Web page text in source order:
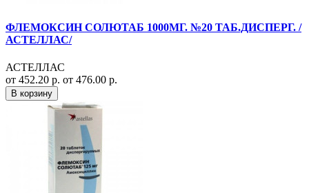
ФЛЕМОКСИН СОЛЮТАБ 1000МГ. №20 ТАБ.ДИСПЕРГ. /
АСТЕЛЛАС/
АСТЕЛЛАС
от 452.20 р. от 476.00 р.
В корзину